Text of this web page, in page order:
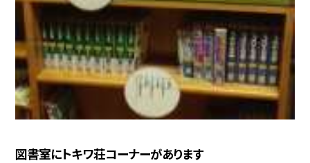
図書室にトキワ荘コーナーがあります